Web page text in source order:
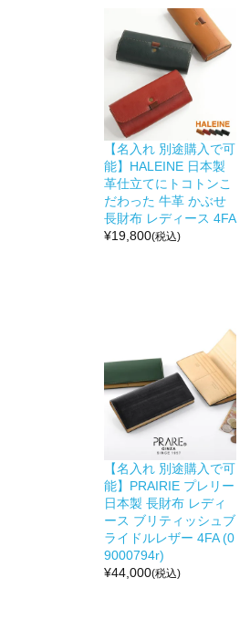
【名入れ 別途購入で可
能】HALEINE 日本製
革仕立てにトコトンこ
だわった 牛革 かぶせ
長財布 レディース 4FA
¥19,800(税込)
【名入れ 別途購入で可
能】PRAIRIE プレリー
日本製 長財布 レディ
ース ブリティッシュブ
ライドルレザー 4FA (0
9000794r)
¥44,000(税込)